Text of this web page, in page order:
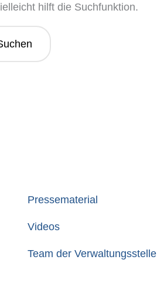
hilft die Suchfunktion.
Pressematerial
Videos
Team der Verwaltungsstelle